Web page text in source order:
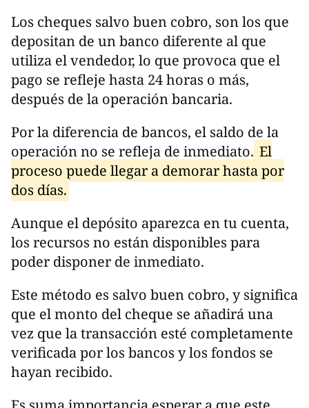
Los cheques salvo buen cobro, son los que
depositan de un banco diferente al que
utiliza el vendedor, lo que provoca que el
pago se refleje hasta 24 horas o más,
después de la operación bancaria.
Por la diferencia de bancos, el saldo de la
operación no se refleja de inmediato. El
proceso puede llegar a demorar hasta por
dos días.
Aunque el depósito aparezca en tu cuenta,
los recursos no están disponibles para
poder disponer de inmediato.
Este método es salvo buen cobro, y significa
que el monto del cheque se añadirá una
vez que la transacción esté completamente
verificada por los bancos y los fondos se
hayan recibido.